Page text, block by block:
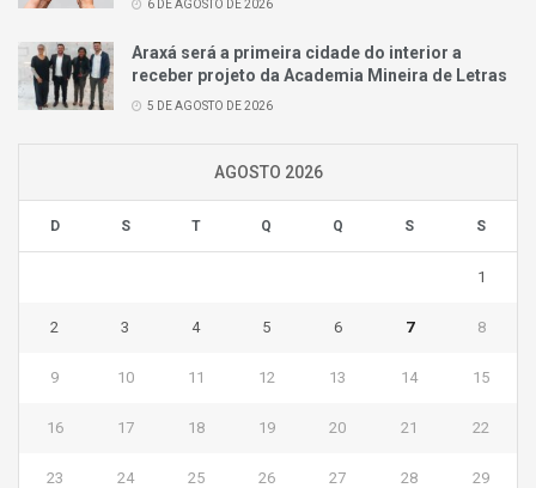
6 DE AGOSTO DE 2026
Araxá será a primeira cidade do interior a
receber projeto da Academia Mineira de Letras
5 DE AGOSTO DE 2026
AGOSTO 2026
D S T Q Q S S
1
2 3 4 5 6 7 8
9 10 11 12 13 14 15
16 17 18 19 20 21 22
23 24 25 26 27 28 29